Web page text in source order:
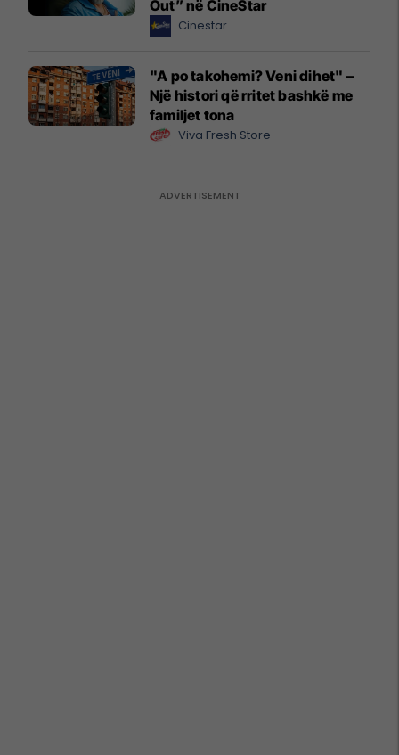
Out” në CineStar
Cinestar
"A po takohemi? Veni dihet" –
Një histori që rritet bashkë me
familjet tona
Viva Fresh Store